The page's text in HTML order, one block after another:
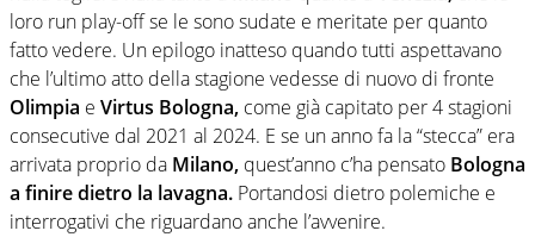
loro run play-off se le sono sudate e meritate per quanto
fatto vedere. Un epilogo inatteso quando tutti aspettavano
che l’ultimo atto della stagione vedesse di nuovo di fronte
Olimpia e Virtus Bologna, come già capitato per 4 stagioni
consecutive dal 2021 al 2024. E se un anno fa la “stecca” era
arrivata proprio da Milano, quest’anno c’ha pensato Bologna
a finire dietro la lavagna. Portandosi dietro polemiche e
interrogativi che riguardano anche l’avvenire.